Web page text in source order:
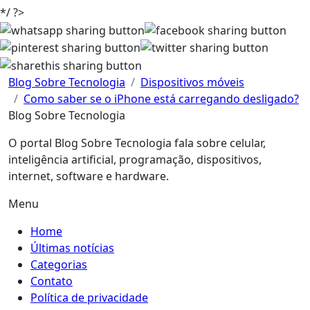
*/ ?>
Blog Sobre Tecnologia
Dispositivos móveis
Como saber se o iPhone está carregando desligado?
Blog Sobre Tecnologia
O portal Blog Sobre Tecnologia fala sobre celular,
inteligência artificial, programação, dispositivos,
internet, software e hardware.
Menu
Home
Últimas notícias
Categorias
Contato
Política de privacidade